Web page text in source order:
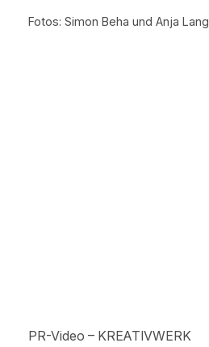
Fotos: Simon Beha und Anja Lang
PR-Video – KREATIVWERK